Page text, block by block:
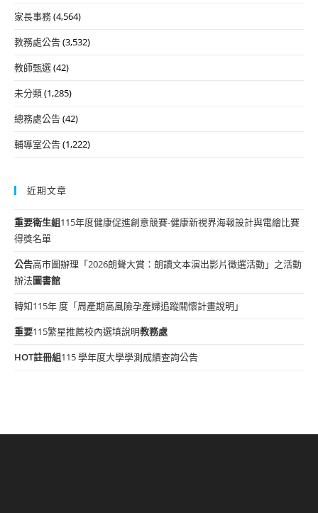
家長事務(4,564)
教務處公告(3,532)
教師甄選(42)
未分類(1,285)
總務處公告(42)
輔導室公告(1,222)
近期文章
重要衛生組115年度健康促進創意競賽-健康新視界海報設計與電繪比賽
得獎名單
公告高市圖辦理「2026朗聲大賞：朗讀文本演出影片徵選活動」之活動
辦法圖書館
轉知115年 度「周產期高風險孕產婦追蹤關懷計畫說明」
重要115繁星推薦校內選填說明教務處
HOT註冊組115 學年度大學學測成績查詢公告